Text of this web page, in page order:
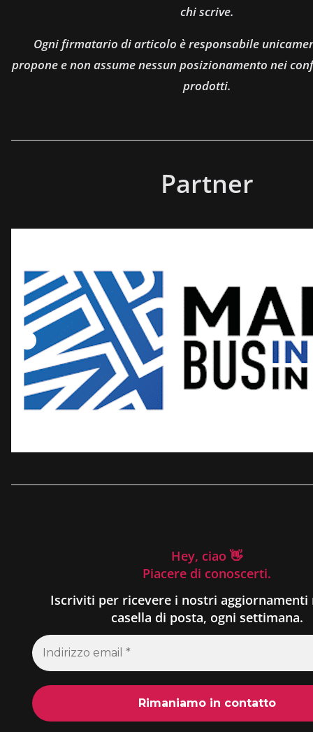
chi scrive.
Ogni firmatario di articolo è responsabile
propone e non assume nessun posizionamento nei
prodotti.
Partner
Hey, ciao 👋
Piacere di conoscerti.
Iscriviti per ricevere i nostri aggiornamenti
casella di posta, ogni settimana.